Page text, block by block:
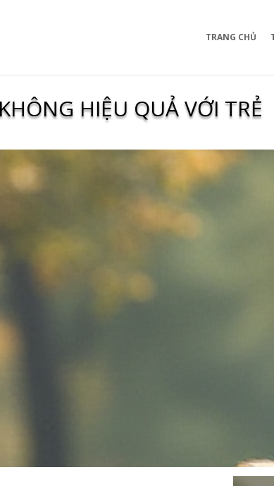
TRANG CHỦ
HIỆU QUẢ VỚI TRẺ